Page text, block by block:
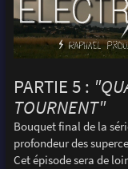
PARTIE 5 :
TOURNENT"
Bouquet final de la
profondeur des
Cet épisode sera de